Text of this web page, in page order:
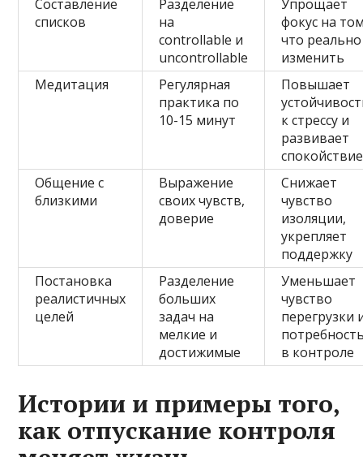
Составление
списков
Разделение
на
controllable и
uncontrollable
Упрощает
фокус на
что реально
изменить
Медитация
Регулярная
практика по
10-15 минут
Повышает
к стрессу и
развивает
спокойствие
Общение с
близкими
Выражение
своих чувств,
доверие
Снижает
чувство
изоляции,
укрепляет
поддержку
Постановка
реалистичных
целей
Разделение
больших
задач на
мелкие и
достижимые
Уменьшает
чувство
перегрузки
в контроле
Истории и примеры того,
как отпускание контроля